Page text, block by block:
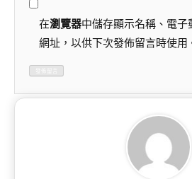
在瀏覽器中儲存顯示名稱、電
網址，以供下次發佈留言時使用